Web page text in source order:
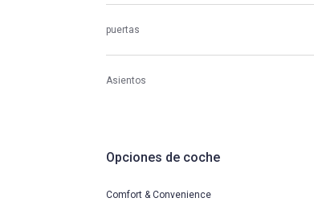
puertas
Asientos
Opciones de coche
Comfort & Convenience